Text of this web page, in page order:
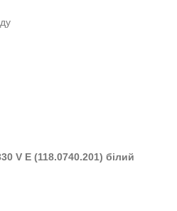
V E (118.0740.201) білий